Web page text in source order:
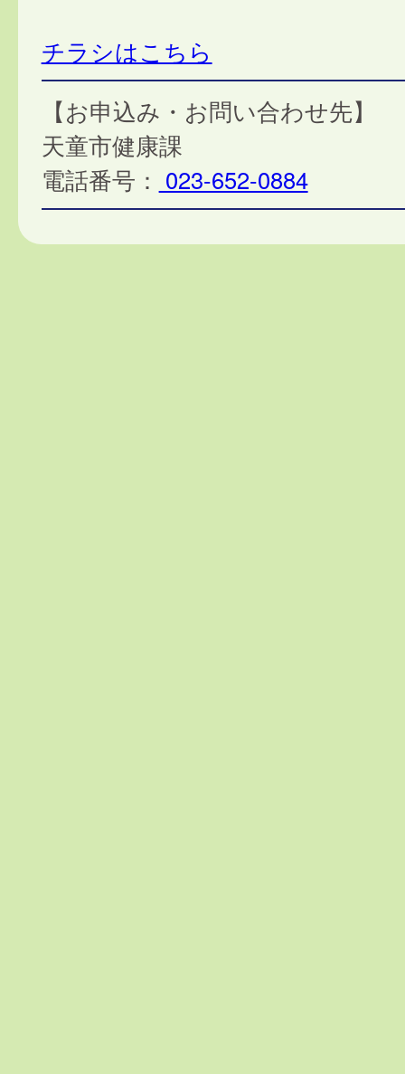
チラシはこちら
【お申込み・お問い合わせ先】
天童市健康課
電話番号： 023-652-0884